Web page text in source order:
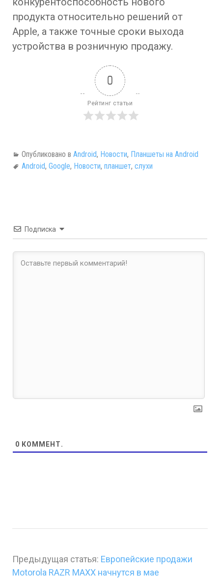
продукта относительно решений от
Apple, а также точные сроки выхода
устройства в розничную продажу.
0
Рейтинг статьи
Опубликовано в Android, Новости, Планшеты на Android
Android, Google, Новости, планшет, слухи
Подписка
0 КОММЕНТ.
Предыдущая статья: Европейские продажи
Motorola RAZR MAXX начнутся в мае